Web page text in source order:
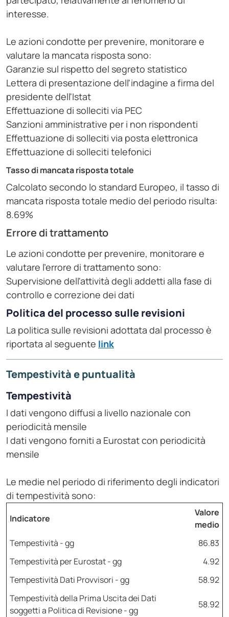
interesse.
Le azioni condotte per prevenire, monitorare e
valutare la mancata risposta sono:
Garanzie sul rispetto del segreto statistico
Lettera di presentazione dell'indagine a firma del
presidente dell'Istat
Effettuazione di solleciti via PEC
Sanzioni amministrative per i non rispondenti
Effettuazione di solleciti via posta elettronica
Effettuazione di solleciti telefonici
Tasso di mancata risposta totale
Calcolato secondo lo standard Europeo, il tasso di
mancata risposta totale medio del periodo risulta:
8.69%
Errore di trattamento
Le azioni condotte per prevenire, monitorare e
valutare l'errore di trattamento sono:
Supervisione dell'attività degli addetti alla fase di
controllo e correzione dei dati
Politica del processo sulle revisioni
La politica sulle revisioni adottata dal processo è
riportata al seguente link
Tempestività e puntualità
Tempestività
I dati vengono diffusi a livello nazionale con
periodicità mensile
I dati vengono forniti a Eurostat con periodicità
mensile
Le medie nel periodo di riferimento degli indicatori
di tempestività sono:
Indicatore
Valore
medio
Tempestività - gg
86.83
Tempestività per Eurostat - gg
4.92
Tempestività Dati Provvisori - gg
58.92
Tempestività della Prima Uscita dei Dati
soggetti a Politica di Revisione - gg
58.92